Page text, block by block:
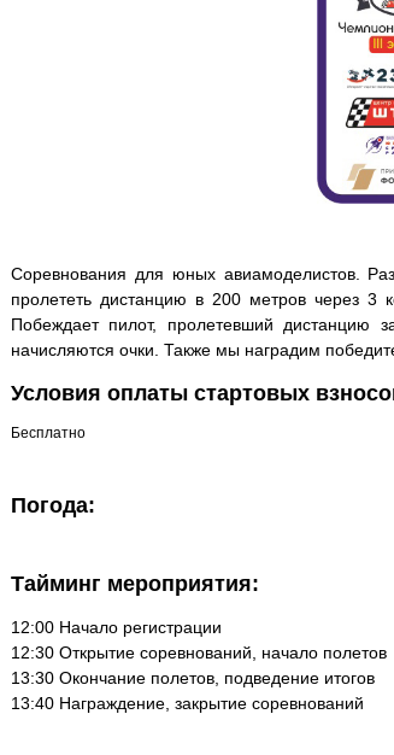
Соревнования для юных авиамоделистов.
пролететь дистанцию в 200 метров через 3
Побеждает пилот, пролетевший
начисляются очки. Также мы наградим
Условия оплаты стартовых
Бесплатно
Погода:
Тайминг мероприятия:
12:00 Начало регистрации
12:30 Открытие соревнований, начало полетов
13:30 Окончание полетов, подведение итогов
13:40 Награждение, закрытие соревнований